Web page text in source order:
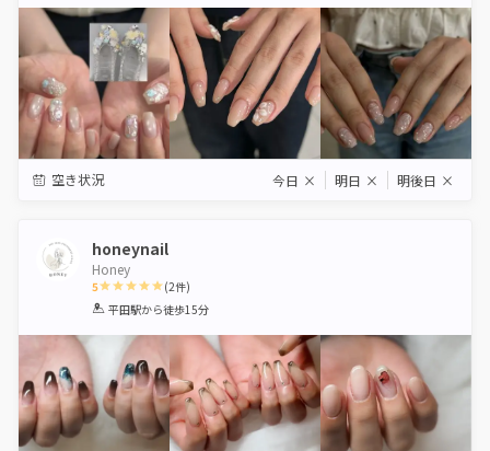
空き状況 今日 × 明日 × 明後日 ×
honeynail
Honey
5
1 2 3 4 5
(2件)
平田駅から徒歩15分